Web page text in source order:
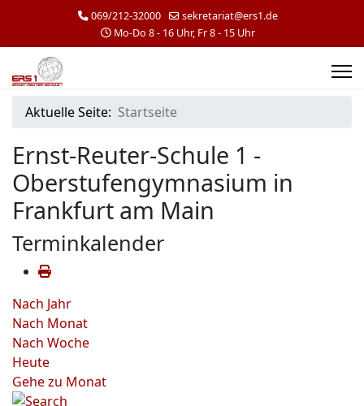
069/212-32000
sekretariat@ers1.de
Mo-Do 8 - 16 Uhr, Fr 8 - 15 Uhr
Aktuelle Seite: Startseite
Ernst-Reuter-Schule 1 -
Oberstufengymnasium in
Frankfurt am Main
Terminkalender
Nach Jahr
Nach Monat
Nach Woche
Heute
Gehe zu Monat